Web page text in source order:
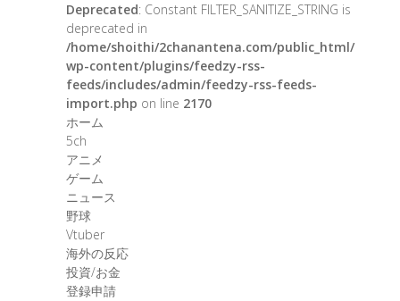
Deprecated: Constant FILTER_SANITIZE_STRING is
deprecated in
/home/shoithi/2chanantena.com/public_html/
wp-content/plugins/feedzy-rss-
feeds/includes/admin/feedzy-rss-feeds-
import.php on line 2170
ホーム
5ch
アニメ
ゲーム
ニュース
野球
Vtuber
海外の反応
投資/お金
登録申請